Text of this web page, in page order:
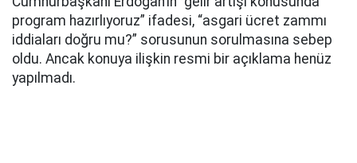
program hazırlıyoruz” ifadesi, “asgari ücret zammı
iddiaları doğru mu?” sorusunun sorulmasına sebep
oldu. Ancak konuya ilişkin resmi bir açıklama henüz
yapılmadı.